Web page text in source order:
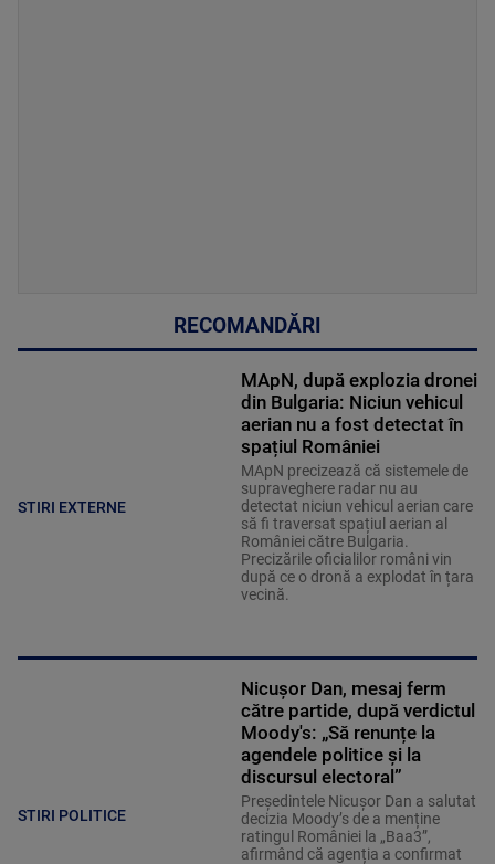
RECOMANDĂRI
STIRI EXTERNE
MApN, după explozia dronei
din Bulgaria: Niciun vehicul
aerian nu a fost detectat în
spațiul României
MApN precizează că sistemele de
supraveghere radar nu au
detectat niciun vehicul aerian care
să fi traversat spațiul aerian al
României către Bulgaria.
Precizările oficialilor români vin
după ce o dronă a explodat în țara
vecină.
STIRI POLITICE
Nicușor Dan, mesaj ferm
către partide, după verdictul
Moody's: „Să renunțe la
agendele politice şi la
discursul electoral”
Președintele Nicușor Dan a salutat
decizia Moody’s de a menține
ratingul României la „Baa3”,
afirmând că agenția a confirmat